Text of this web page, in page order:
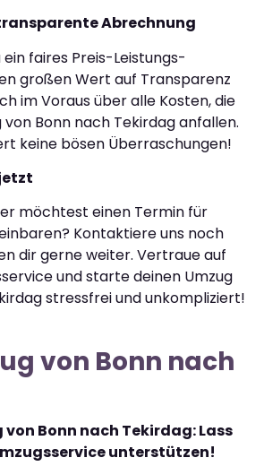
Abrechnung
faires Preis-Leistungs-
großen Wert auf Transparenz
im Voraus über alle Kosten, die
von Bonn nach Tekirdag anfallen.
keine bösen Überraschungen!
möchtest einen Termin für
Kontaktiere uns noch
dir gerne weiter. Vertraue auf
und starte deinen Umzug
stressfrei und unkompliziert!
von Bonn nach
Bonn nach Tekirdag: Lass
unterstützen!